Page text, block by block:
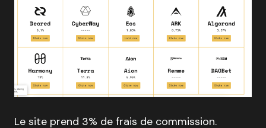
Le site prend 3% de frais de commission.